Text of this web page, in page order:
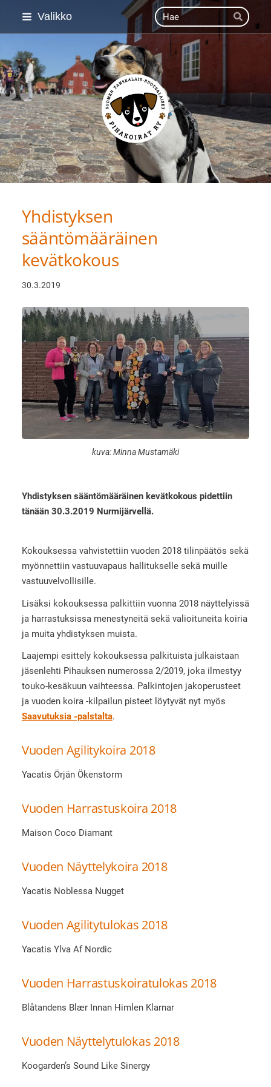
Siirry
Valikko Haku
Hae
Suomen Tanskalais-
Yhdistyksen
sääntömääräinen
kevätkokous
30.3.2019
kuva: Minna Mustamäki
Yhdistyksen sääntömääräinen kevätkokous pidettiin
tänään 30.3.2019 Nurmijärvellä.
Kokouksessa vahvistettiin vuoden 2018 tilinpäätös sekä
myönnettiin vastuuvapaus hallitukselle sekä muille
vastuuvelvollisille.
Lisäksi kokouksessa palkittiin vuonna 2018 näyttelyissä
ja harrastuksissa menestyneitä sekä valioituneita koiria
ja muita yhdistyksen muista.
Laajempi esittely kokouksessa palkituista julkaistaan
jäsenlehti Pihauksen numerossa 2/2019, joka ilmestyy
touko-kesäkuun vaihteessa. Palkintojen jakoperusteet
ja vuoden koira -kilpailun pisteet löytyvät nyt myös
Saavutuksia -palstalta.
Vuoden Agilitykoira 2018
Yacatis Örjän Ökenstorm
Vuoden Harrastuskoira 2018
Maison Coco Diamant
Vuoden Näyttelykoira 2018
Yacatis Noblessa Nugget
Vuoden Agilitytulokas 2018
Yacatis Ylva Af Nordic
Vuoden Harrastuskoiratulokas 2018
Blåtandens Blær Innan Himlen Klarnar
Vuoden Näyttelytulokas 2018
Koogarden’s Sound Like Sinergy